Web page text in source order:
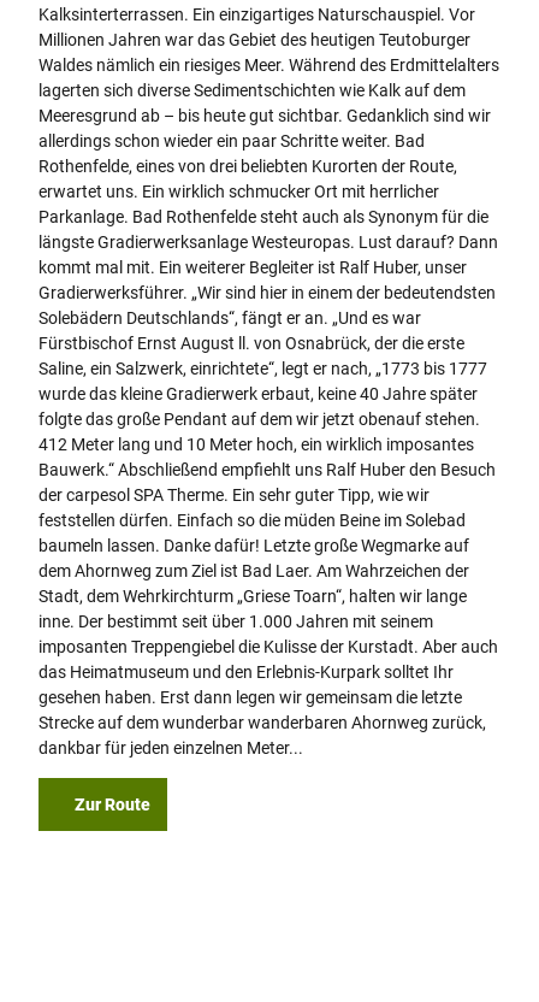
Kalksinterterrassen. Ein einzigartiges Naturschauspiel. Vor
Millionen Jahren war das Gebiet des heutigen Teutoburger
Waldes nämlich ein riesiges Meer. Während des Erdmittelalters
lagerten sich diverse Sedimentschichten wie Kalk auf dem
Meeresgrund ab – bis heute gut sichtbar. Gedanklich sind wir
allerdings schon wieder ein paar Schritte weiter. Bad
Rothenfelde, eines von drei beliebten Kurorten der Route,
erwartet uns. Ein wirklich schmucker Ort mit herrlicher
Parkanlage. Bad Rothenfelde steht auch als Synonym für die
längste Gradierwerksanlage Westeuropas. Lust darauf? Dann
kommt mal mit. Ein weiterer Begleiter ist Ralf Huber, unser
Gradierwerksführer. „Wir sind hier in einem der bedeutendsten
Solebädern Deutschlands“, fängt er an. „Und es war
Fürstbischof Ernst August ll. von Osnabrück, der die erste
Saline, ein Salzwerk, einrichtete“, legt er nach, „1773 bis 1777
wurde das kleine Gradierwerk erbaut, keine 40 Jahre später
folgte das große Pendant auf dem wir jetzt obenauf stehen.
412 Meter lang und 10 Meter hoch, ein wirklich imposantes
Bauwerk.“ Abschließend empfiehlt uns Ralf Huber den Besuch
der carpesol SPA Therme. Ein sehr guter Tipp, wie wir
feststellen dürfen. Einfach so die müden Beine im Solebad
baumeln lassen. Danke dafür! Letzte große Wegmarke auf
dem Ahornweg zum Ziel ist Bad Laer. Am Wahrzeichen der
Stadt, dem Wehrkirchturm „Griese Toarn“, halten wir lange
inne. Der bestimmt seit über 1.000 Jahren mit seinem
imposanten Treppengiebel die Kulisse der Kurstadt. Aber auch
das Heimatmuseum und den Erlebnis-Kurpark solltet Ihr
gesehen haben. Erst dann legen wir gemeinsam die letzte
Strecke auf dem wunderbar wanderbaren Ahornweg zurück,
dankbar für jeden einzelnen Meter...
Zur Route